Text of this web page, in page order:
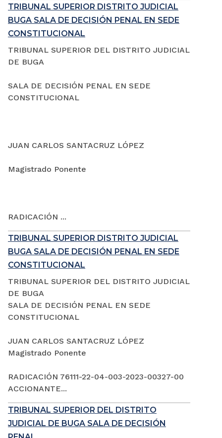
TRIBUNAL SUPERIOR DISTRITO JUDICIAL
BUGA SALA DE DECISIÓN PENAL EN SEDE
CONSTITUCIONAL
TRIBUNAL SUPERIOR DEL DISTRITO JUDICIAL
DE BUGA
SALA DE DECISIÓN PENAL EN SEDE
CONSTITUCIONAL
JUAN CARLOS SANTACRUZ LÓPEZ
Magistrado Ponente
RADICACIÓN ...
TRIBUNAL SUPERIOR DISTRITO JUDICIAL
BUGA SALA DE DECISIÓN PENAL EN SEDE
CONSTITUCIONAL
TRIBUNAL SUPERIOR DEL DISTRITO JUDICIAL
DE BUGA
SALA DE DECISIÓN PENAL EN SEDE
CONSTITUCIONAL
JUAN CARLOS SANTACRUZ LÓPEZ
Magistrado Ponente
RADICACIÓN 76111-22-04-003-2023-00327-00
ACCIONANTE...
TRIBUNAL SUPERIOR DEL DISTRITO
JUDICIAL DE BUGA SALA DE DECISIÓN